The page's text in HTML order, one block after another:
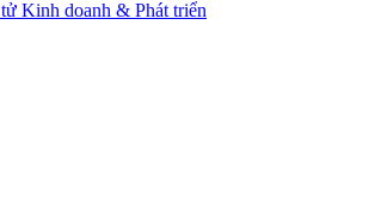
Kinh doanh & Phát triển